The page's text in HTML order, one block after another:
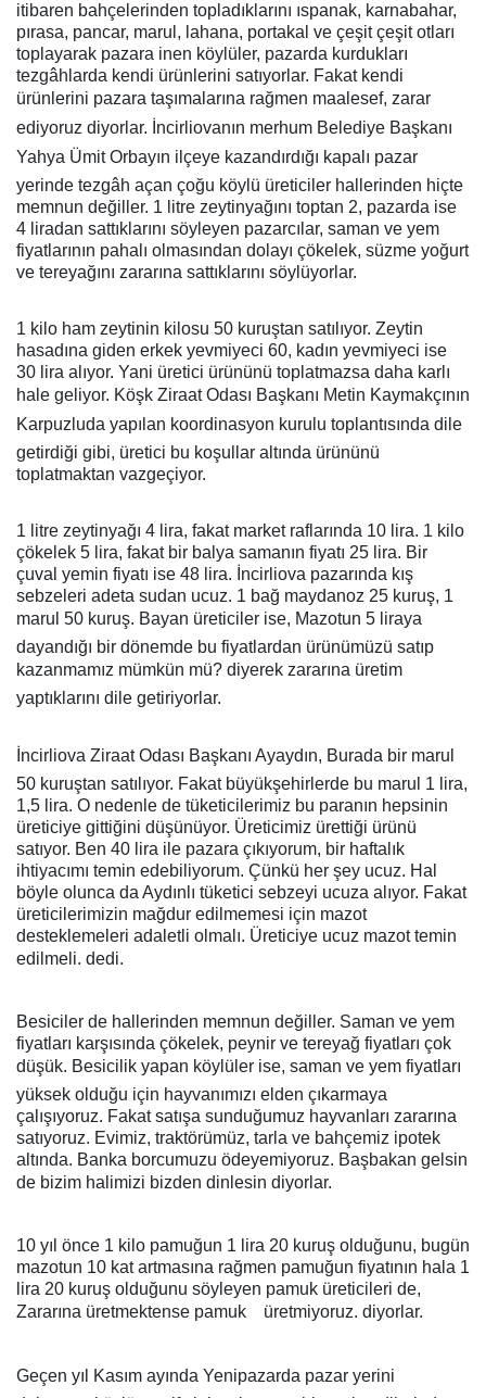
itibaren bahçelerinden topladıklarını ıspanak, karnabahar,
pırasa, pancar, marul, lahana, portakal ve çeşit çeşit otları
toplayarak pazara inen köylüler, pazarda kurdukları
tezgâhlarda kendi ürünlerini satıyorlar. Fakat kendi
ürünlerini pazara taşımalarına rağmen maalesef, zarar
ediyoruz diyorlar. İncirliovanın merhum Belediye Başkanı
Yahya Ümit Orbayın ilçeye kazandırdığı kapalı pazar
yerinde tezgâh açan çoğu köylü üreticiler hallerinden hiçte
memnun değiller. 1 litre zeytinyağını toptan 2, pazarda ise
4 liradan sattıklarını söyleyen pazarcılar, saman ve yem
fiyatlarının pahalı olmasından dolayı çökelek, süzme yoğurt
ve tereyağını zararına sattıklarını söylüyorlar.
1 kilo ham zeytinin kilosu 50 kuruştan satılıyor. Zeytin
hasadına giden erkek yevmiyeci 60, kadın yevmiyeci ise
30 lira alıyor. Yani üretici ürününü toplatmazsa daha karlı
hale geliyor. Köşk Ziraat Odası Başkanı Metin Kaymakçının
Karpuzluda yapılan koordinasyon kurulu toplantısında dile
getirdiği gibi, üretici bu koşullar altında ürününü
toplatmaktan vazgeçiyor.
1 litre zeytinyağı 4 lira, fakat market raflarında 10 lira. 1 kilo
çökelek 5 lira, fakat bir balya samanın fiyatı 25 lira. Bir
çuval yemin fiyatı ise 48 lira. İncirliova pazarında kış
sebzeleri adeta sudan ucuz. 1 bağ maydanoz 25 kuruş, 1
marul 50 kuruş. Bayan üreticiler ise, Mazotun 5 liraya
dayandığı bir dönemde bu fiyatlardan ürünümüzü satıp
kazanmamız mümkün mü? diyerek zararına üretim
yaptıklarını dile getiriyorlar.
İncirliova Ziraat Odası Başkanı Ayaydın, Burada bir marul
50 kuruştan satılıyor. Fakat büyükşehirlerde bu marul 1 lira,
1,5 lira. O nedenle de tüketicilerimiz bu paranın hepsinin
üreticiye gittiğini düşünüyor. Üreticimiz ürettiği ürünü
satıyor. Ben 40 lira ile pazara çıkıyorum, bir haftalık
ihtiyacımı temin edebiliyorum. Çünkü her şey ucuz. Hal
böyle olunca da Aydınlı tüketici sebzeyi ucuza alıyor. Fakat
üreticilerimizin mağdur edilmemesi için mazot
desteklemeleri adaletli olmalı. Üreticiye ucuz mazot temin
edilmeli. dedi.
Besiciler de hallerinden memnun değiller. Saman ve yem
fiyatları karşısında çökelek, peynir ve tereyağ fiyatları çok
düşük. Besicilik yapan köylüler ise, saman ve yem fiyatları
yüksek olduğu için hayvanımızı elden çıkarmaya
çalışıyoruz. Fakat satışa sunduğumuz hayvanları zararına
satıyoruz. Evimiz, traktörümüz, tarla ve bahçemiz ipotek
altında. Banka borcumuzu ödeyemiyoruz. Başbakan gelsin
de bizim halimizi bizden dinlesin diyorlar.
10 yıl önce 1 kilo pamuğun 1 lira 20 kuruş olduğunu, bugün
mazotun 10 kat artmasına rağmen pamuğun fiyatının hala 1
lira 20 kuruş olduğunu söyleyen pamuk üreticileri de,
Zararına üretmektense pamuk
üretmiyoruz. diyorlar.
Geçen yıl Kasım ayında Yenipazarda pazar yerini